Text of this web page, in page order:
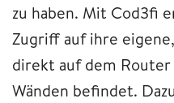
zu haben. Mit Cod3fi
Zugriff auf ihre
direkt auf dem
Wänden befindet.